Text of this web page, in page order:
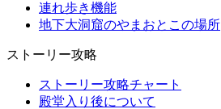
連れ歩き機能
地下大洞窟のやまおとこの場所
ストーリー攻略
ストーリー攻略チャート
殿堂入り後について